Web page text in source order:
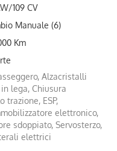
109 CV
Manuale (6)
Km
Alzacristalli
lega, Chiusura
trazione, ESP,
elettronico,
sdoppiato, Servosterzo,
elettrici